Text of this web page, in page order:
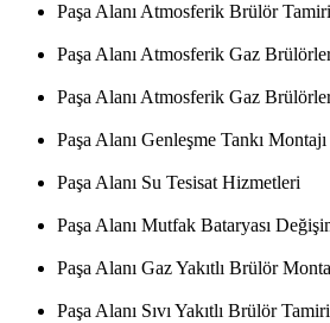
Paşa Alanı Atmosferik Brülör Tamiri
Paşa Alanı Atmosferik Gaz
Paşa Alanı Atmosferik Gaz
Paşa Alanı Genleşme Tankı Montajı
Paşa Alanı Su Tesisat Hizmetleri
Paşa Alanı Mutfak Bataryası
Paşa Alanı Gaz Yakıtlı Brülör
Paşa Alanı Sıvı Yakıtlı Brülör